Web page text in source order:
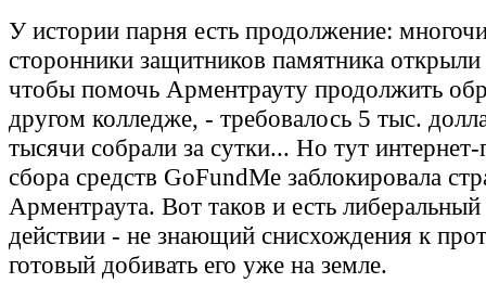
У истории парня есть продолжение:
сторонники защитников памятника открыли
чтобы помочь Арментрауту продолжить
другом колледже, - требовалось 5 тыc.
тысячи собрали за сутки... Но тут
сбора средств GoFundMe заблокировала
Арментраута. Вот таков и есть
действии - не знающий снисхождения к
готовый добивать его уже на земле.